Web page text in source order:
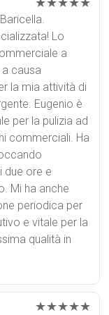
Lo
a
causa
la mia attività di
Eugenio è
per la pulizia ad
commerciali. Ha
due ore e
Mi ha anche
periodica per
e vitale per la
qualità in
★★★★★